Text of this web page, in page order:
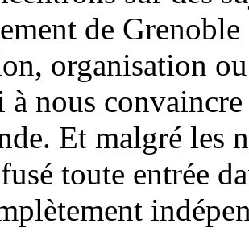
de
organisation
à nous
Et malgré les
toute entrée